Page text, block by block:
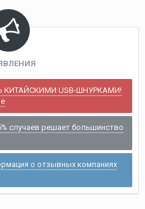
КИТАЙСКИМИ USB-ШНУРКАМИ!
случаев решает большинство
о отзывных компаниях